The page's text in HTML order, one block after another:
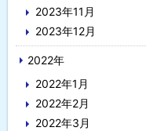
2023年11月
2023年12月
2022年
2022年1月
2022年2月
2022年3月